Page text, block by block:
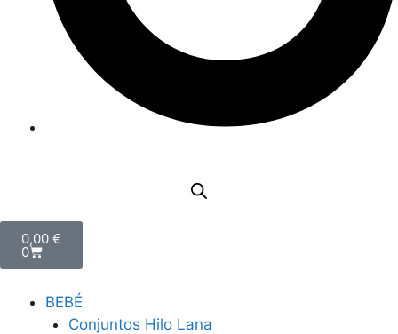
0,00 €
0
BEBÉ
Conjuntos Hilo Lana